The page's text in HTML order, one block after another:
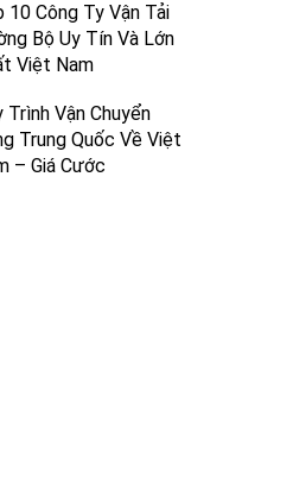
10 Công Ty Vận Tải
Bộ Uy Tín Và Lớn
Việt Nam
Trình Vận Chuyển
Trung Quốc Về Việt
– Giá Cước